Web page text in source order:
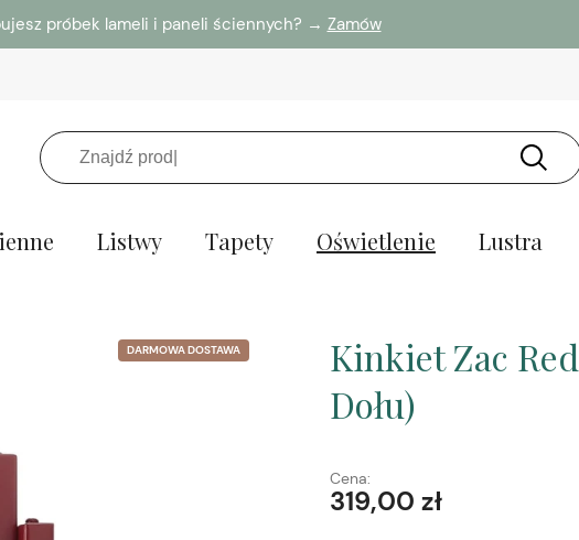
próbek lameli i paneli ściennych? → Zamów
Listwy Tapety Oświetlenie Lustra
DARMOWA DOSTAWA
Kinkiet Zac
Dołu)
Cena:
319,00 zł